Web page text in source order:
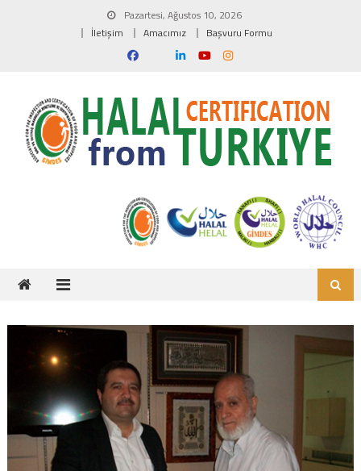
Pazartesi, Ağustos 10, 2026
İletişim
Amacımız Başvuru Formu